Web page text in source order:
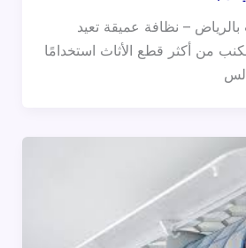
– نظافة عميقة تعيد
من أكثر قطع الأثاث استخدامًا